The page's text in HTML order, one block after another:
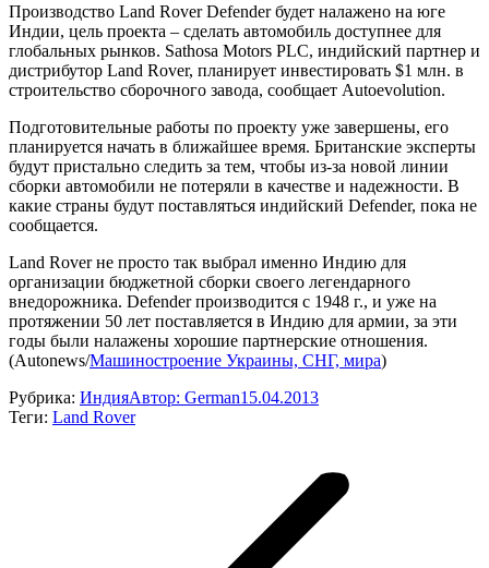
Производство Land Rover Defender будет налажено на юге
Индии, цель проекта – сделать автомобиль доступнее для
глобальных рынков. Sathosa Motors PLC, индийский партнер и
дистрибутор Land Rover, планирует инвестировать $1 млн. в
строительство сборочного завода, сообщает Autoevolution.
Подготовительные работы по проекту уже завершены, его
планируется начать в ближайшее время. Британские эксперты
будут пристально следить за тем, чтобы из-за новой линии
сборки автомобили не потеряли в качестве и надежности. В
какие страны будут поставляться индийский Defender, пока не
сообщается.
Land Rover не просто так выбрал именно Индию для
организации бюджетной сборки своего легендарного
внедорожника. Defender производится с 1948 г., и уже на
протяжении 50 лет поставляется в Индию для армии, за эти
годы были налажены хорошие партнерские отношения.
(Autonews/Машиностроение Украины, СНГ, мира)
Рубрика: ИндияАвтор: German15.04.2013
Теги: Land Rover